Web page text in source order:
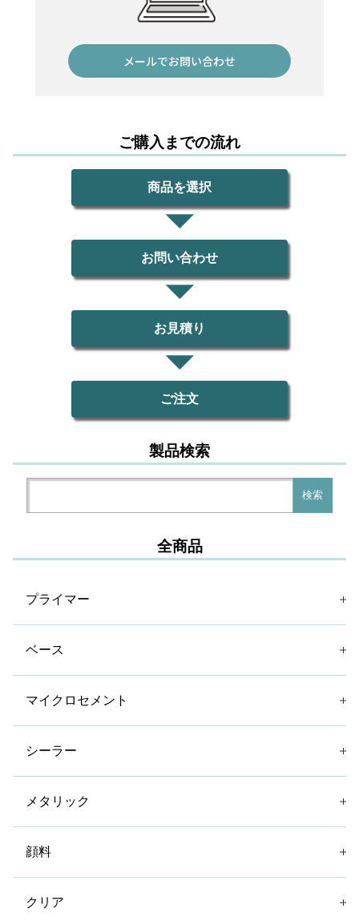
メールでお問い合わせ
ご購入までの流れ
商品を選択
お問い合わせ
お見積り
ご注文
製品検索
索:
検索
全商品
プライマー
ベース
マイクロセメント
シーラー
メタリック
顔料
クリア